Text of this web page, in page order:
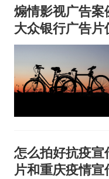
煽情影视广告案
大众银行广告片
怎么拍好抗疫宣
片和重庆疫情宣